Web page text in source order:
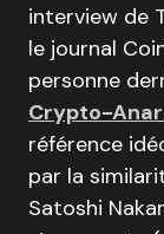
interview de
le journal
personne
Crypto-
référence
par la
Satoshi